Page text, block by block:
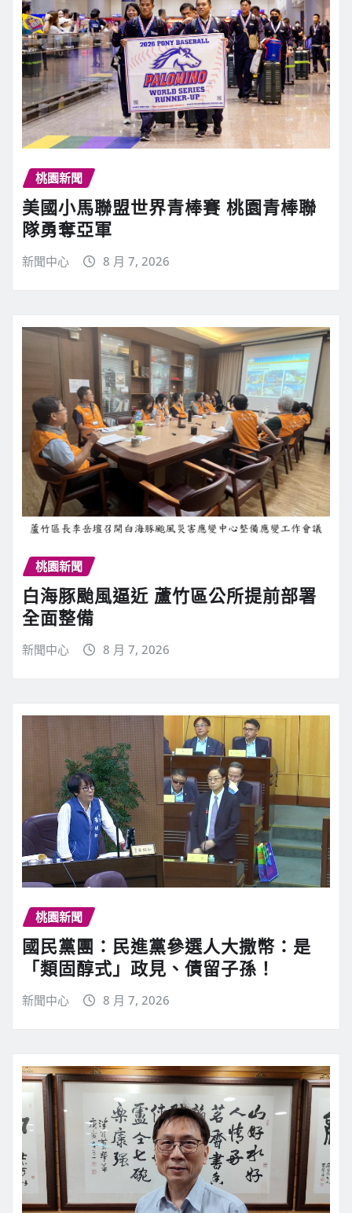
桃園新聞
美國小馬聯盟世界青棒賽 桃園青棒聯
隊勇奪亞軍
新聞中心 8 月 7, 2026
桃園新聞
白海豚颱風逼近 蘆竹區公所提前部署
全面整備
新聞中心 8 月 7, 2026
桃園新聞
國民黨團：民進黨參選人大撒幣：是
「類固醇式」政見、債留子孫！
新聞中心 8 月 7, 2026